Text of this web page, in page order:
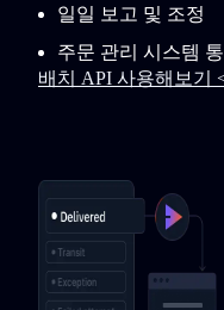
일일 보고 및 조정
주문 관리 시스템
배치 API 사용해보기